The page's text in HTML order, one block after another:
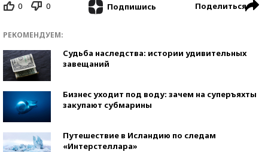
0 0 Подпишись Поделиться
РЕКОМЕНДУЕМ:
Судьба наследства: истории удивительных
завещаний
Бизнес уходит под воду: зачем на суперъяхты
закупают субмарины
Путешествие в Исландию по следам
«Интерстеллара»